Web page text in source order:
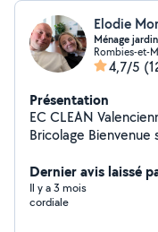
Elodie
Ménage
Rombies-et-
4,7/5
Présentation
EC CLEAN Valenciennes | Ménage Repassage Jardinage
Bricolage Bienvenue sur notre page AlloVoisins ! Nous
et passionnés,
près de Valenciennes. Nos prestations :
ménage,jardinage , bricolage
Dernier avis laissé
Il y a 3 mois
cordiale